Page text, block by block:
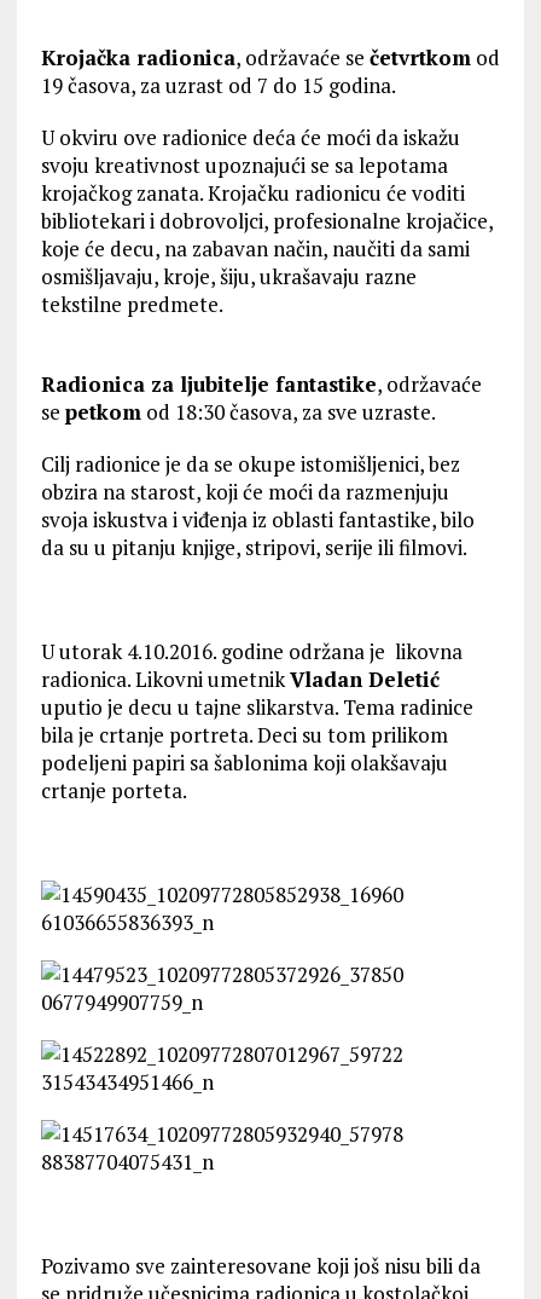
Krojačka radionica, održavaće se četvrtkomod
19 časova, za uzrast od 7 do 15 godina.
U okviru ove radionice deća će moći da iskažu
svoju kreativnost upoznajući se sa lepotama
krojačkog zanata. Krojačku radionicu će voditi
bibliotekari i dobrovoljci, profesionalne krojačice,
koje će decu, na zabavan način, naučiti da sami
osmišljavaju, kroje, šiju, ukrašavaju razne
tekstilne predmete.
Radionica za ljubitelje fantastike, održavaće
se petkomod 18:30 časova, za sve uzraste.
Cilj radionice je da se okupe istomišljenici, bez
obzira na starost, koji će moći da razmenjuju
svoja iskustva i viđenja iz oblasti fantastike, bilo
da su u pitanju knjige, stripovi, serije ili filmovi.
U utorak 4.10.2016. godine održana je likovna
radionica. Likovni umetnikVladan Deletić
uputio je decu u tajne slikarstva. Tema radinice
bila je crtanje portreta. Deci su tom prilikom
podeljeni papiri sa šablonima koji olakšavaju
crtanje porteta.
Pozivamo sve zainteresovane koji još nisu bili da